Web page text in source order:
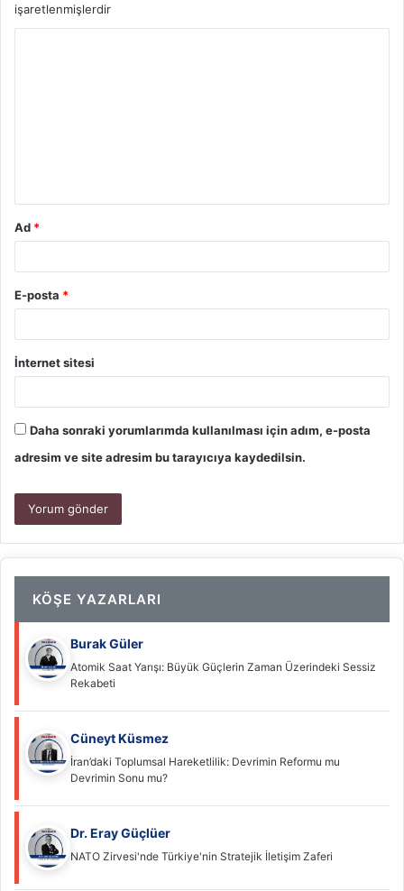
işaretlenmişlerdir
Ad *
E-posta *
İnternet sitesi
Daha sonraki yorumlarımda kullanılması için adım, e-posta
adresim ve site adresim bu tarayıcıya kaydedilsin.
KÖŞE YAZARLARI
Burak Güler
Atomik Saat Yarışı: Büyük Güçlerin Zaman Üzerindeki Sessiz
Rekabeti
Cüneyt Küsmez
İran’daki Toplumsal Hareketlilik: Devrimin Reformu mu
Devrimin Sonu mu?
Dr. Eray Güçlüer
NATO Zirvesi'nde Türkiye'nin Stratejik İletişim Zaferi